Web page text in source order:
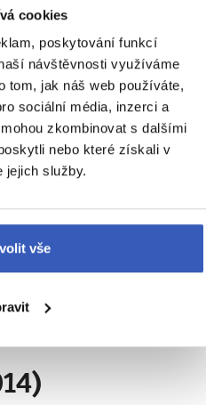
cookies
poskytování funkcí
návštěvnosti využíváme
tom, jak náš web používáte,
sociální média, inzerci a
zkombinovat s dalšími
nebo které získali v
jejich služby.
vše
vztazích a vzájemně se
setkávají až téměř o
A společné poznávání a
dvojici o další
mají spolu dvě
rodinné problémy
trilogie, která se
večer.